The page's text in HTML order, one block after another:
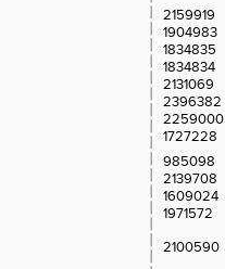
2159919
1904983
1834835
1834834
2131069
2396382
2259000
1727228
985098
2139708
1609024
1971572
2100590